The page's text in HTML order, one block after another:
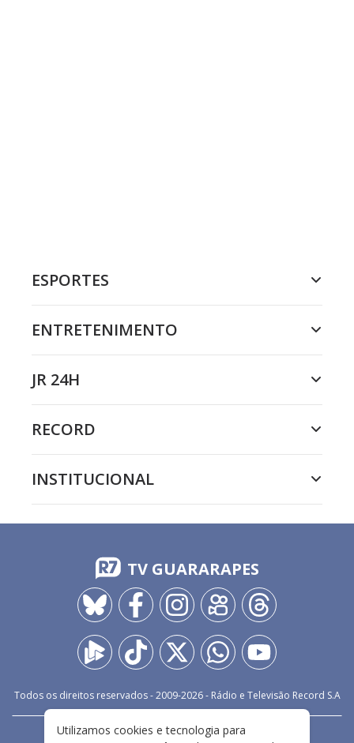
ESPORTES
ENTRETENIMENTO
JR 24H
RECORD
INSTITUCIONAL
TV GUARARAPES
Todos os direitos reservados - 2009-2026- Rádio e Televisão Record S.A
FALE CONOSCO PRIVACIDADE
Utilizamos cookies e tecnologia para